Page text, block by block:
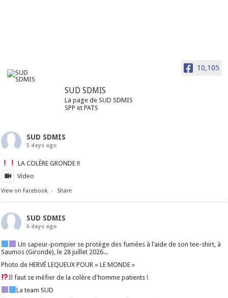
10,105
SUD SDMIS
La page de SUD SDMIS
SPP et PATS
SUD SDMIS
5 days ago
LA COLÈRE GRONDE !!
Video
View on Facebook · Share
SUD SDMIS
6 days ago
Un sapeur-pompier se protège des fumées à l’aide de son tee-shirt, à
Saumos (Gironde), le 28 juillet 2026...
Photo de HERVÉ LEQUEUX POUR « LE MONDE »
Il faut se méfier de la colère d'homme patients !
La team SUD